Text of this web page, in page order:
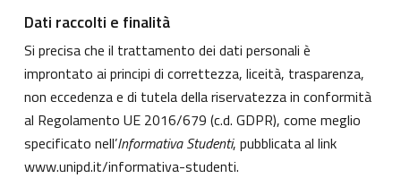
Dati raccolti e finalità
Si precisa che il trattamento dei dati personali è
improntato ai principi di correttezza, liceità, trasparenza,
non eccedenza e di tutela della riservatezza in conformità
al Regolamento UE 2016/679 (c.d. GDPR), come meglio
specificato nell’Informativa Studenti, pubblicata al link
www.unipd.it/informativa-studenti.